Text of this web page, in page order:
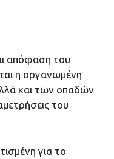
απόφαση του
η οργανωμένη
και των οπαδών
του
για το